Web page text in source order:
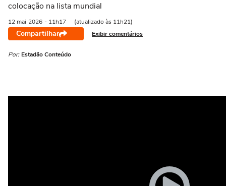
colocação na lista mundial
12 mai 2026 - 11h17 (atualizado às 11h21)
Compartilhar Exibir comentários
Por: Estadão Conteúdo